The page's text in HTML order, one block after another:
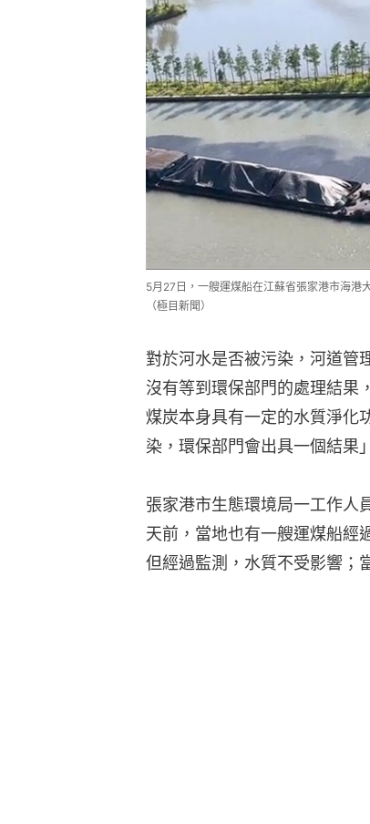
5月27日，一艘運煤船在江蘇省張家港市海港
（極目新聞）
對於河水是否被污染，河道管
沒有等到環保部門的處理結果
煤炭本身具有一定的水質淨化
染，環保部門會出具一個結果
張家港市生態環境局一工作人
天前，當地也有一艘運煤船經
但經過監測，水質不受影響；